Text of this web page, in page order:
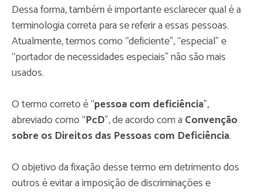
Dessa forma, também é importante esclarecer qual é a
terminologia correta para se referir a essas pessoas.
Atualmente, termos como “deficiente”, “especial” e
“portador de necessidades especiais” não são mais
usados.
O termo correto é “pessoa com deficiência”,
abreviado como “PcD”, de acordo com a Convenção
sobre os Direitos das Pessoas com Deficiência.
O objetivo da fixação desse termo em detrimento dos
outros é evitar a imposição de discriminações e